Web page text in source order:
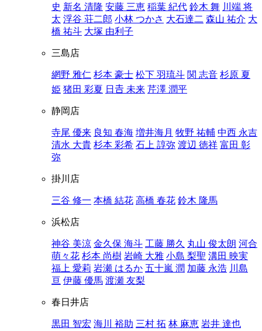
史 新名 清隆 安藤 三恵 稲葉 紀代 鈴木 舞 川端 将
太 浮谷 荘二郎 小林 つかさ 大石達二 森山 祐介 大
橋 祐斗 大塚 由利子
三島店
網野 雅仁 杉本 豪士 松下 羽琉斗 関 志音 杉原 夏
姫 猪田 彩夏 日𠮷 未来 芹澤 潤平
静岡店
寺尾 優来 良知 春海 増井海月 牧野 祐輔 中西 永吉
清水 大貴 杉本 彩希 石上 諄弥 渡辺 徳祥 富田 彰
弥
掛川店
三谷 修一 本橋 結花 高橋 春花 鈴木 隆馬
浜松店
神谷 美涼 金久保 海斗 工藤 勝久 丸山 俊太朗 河合
萌々花 杉本 尚樹 岩崎 大雅 小島 梨聖 溝田 映実
福上 愛莉 岩瀬 はるか 五十嵐 潤 加藤 永浩 川島
亘 伊藤 優馬 渡瀬 友梨
春日井店
黒田 智宏 海川 裕助 三村 拓 林 麻恵 岩井 達也